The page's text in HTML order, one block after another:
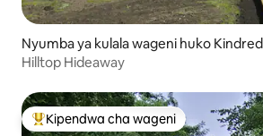
Nyumba ya kulala wageni huko Kindred
Hilltop Hideaway
Kipendwa maarufu cha wageni
Kipendwa cha wageni